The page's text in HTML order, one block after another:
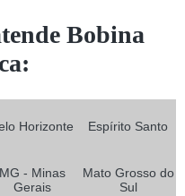
Bobina
Horizonte Espírito Santo
MG - Minas
Gerais
Mato Grosso do
Sul